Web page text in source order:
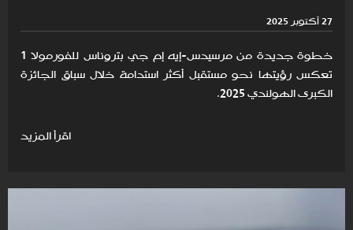
27 أكتوبر 2025
خطوة جديدة من مرسيدس-إيه إم جي بتروناس للفورمولا 1
تعكس رؤيتها نحو مستقبل أكثر استدامة خلال سباق الجائزة
الكبرى الهولندي 2025.
اقرأ المزيد